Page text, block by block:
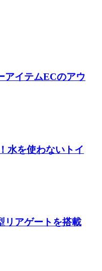
アイテムECのアウ
水を使わないトイ
リアゲートを搭載